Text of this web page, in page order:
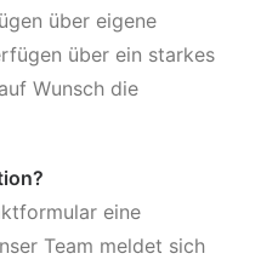
über eigene
über ein starkes
Wunsch die
eine
Team meldet sich